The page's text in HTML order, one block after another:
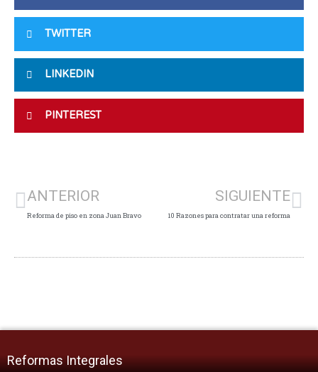
TWITTER
LINKEDIN
PINTEREST
ANTERIOR
Reforma de piso en zona Juan Bravo
SIGUIENTE
10 Razones para contratar una reforma
Reformas Integrales